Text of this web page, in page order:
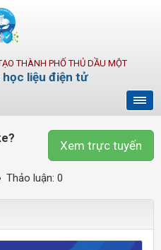
THÀNH PHỐ THỦ DẦU MỘT
liệu điện tử
Xem trực tuyến
Thảo luận: 0